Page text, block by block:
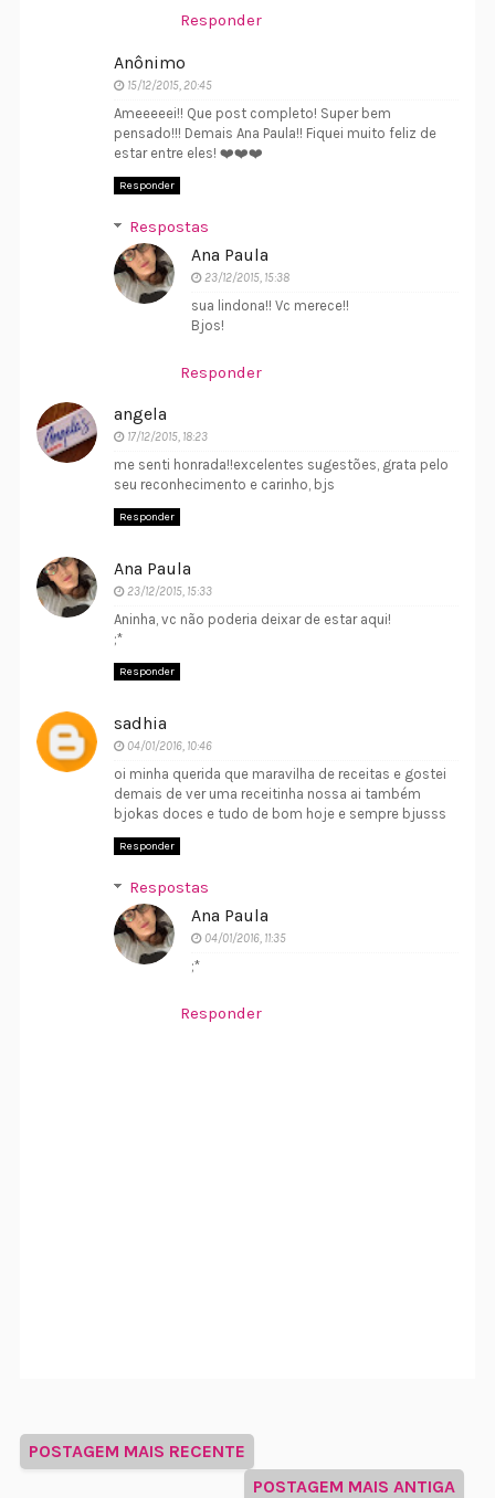
Responder
Anônimo
15/12/2015, 20:45
Ameeeeei!! Que post completo! Super bem
pensado!!! Demais Ana Paula!! Fiquei muito feliz de
estar entre eles! ❤️❤️❤️
Responder
Respostas
Ana Paula
23/12/2015, 15:38
sua lindona!! Vc merece!!
Bjos!
Responder
angela
17/12/2015, 18:23
me senti honrada!!excelentes sugestões, grata pelo
seu reconhecimento e carinho, bjs
Responder
Ana Paula
23/12/2015, 15:33
Aninha, vc não poderia deixar de estar aqui!
;*
Responder
sadhia
04/01/2016, 10:46
oi minha querida que maravilha de receitas e gostei
demais de ver uma receitinha nossa ai também
bjokas doces e tudo de bom hoje e sempre bjusss
Responder
Respostas
Ana Paula
04/01/2016, 11:35
;*
Responder
POSTAGEM MAIS RECENTE
POSTAGEM MAIS ANTIGA